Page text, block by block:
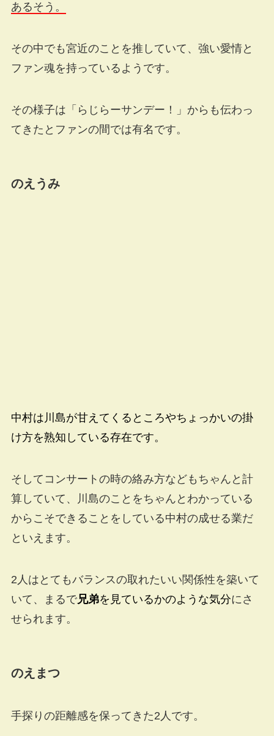
あるそう。
その中でも宮近のことを推していて、強い愛情と
ファン魂を持っているようです。
その様子は「らじらーサンデー！」からも伝わっ
てきたとファンの間では有名です。
のえうみ
中村は川島が甘えてくるところやちょっかいの掛
け方を熟知している存在です。
そしてコンサートの時の絡み方などもちゃんと計
算していて、川島のことをちゃんとわかっている
からこそできることをしている中村の成せる業だ
といえます。
2人はとてもバランスの取れたいい関係性を築いて
いて、まるで兄弟を見ているかのような気分にさ
せられます。
のえまつ
手探りの距離感を保ってきた2人です。